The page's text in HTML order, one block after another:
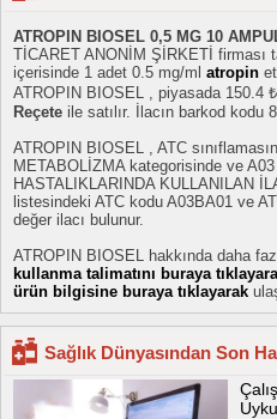
ATROPIN BIOSEL 0,5 MG 10
TİCARET ANONİM ŞİRKETİ firması
içerisinde 1 adet 0.5 mg/ml atropin
ATROPIN BIOSEL , piyasada 150.4
Reçete ile satılır. İlacın barkod kodu
ATROPIN BIOSEL , ATC
METABOLİZMA kategorisinde ve
HASTALIKLARINDA KULLANILAN
listesindeki ATC kodu A03BA01 ve
değer ilacı bulunur.
ATROPIN BIOSEL hakkında daha
kullanma talimatını buraya
ürün bilgisine buraya tıklayarak
Sağlık Dünyasından Son